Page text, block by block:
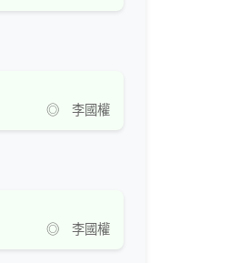
◎ 李國權
◎ 李國權